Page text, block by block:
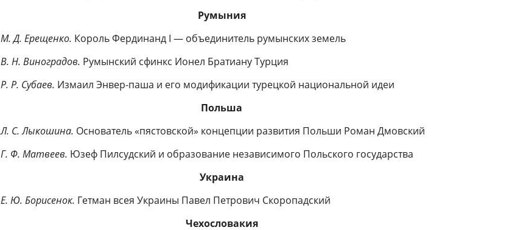
Румыния
М. Д. Ерещенко. Король Фердинанд I — объединитель румынских земель
В. Н. Виноградов. Румынский сфинкс Ионел Братиану Турция
Р. Р. Субаев. Измаил Энвер-паша и его модификации турецкой на­циональной идеи
Польша
Л. С. Лыкошина. Основатель «пястовской» концепции развития Польши Роман Дмовский
Г. Ф. Матвеев. Юзеф Пилсудский и образование независимого Польского государства
Украина
Е. Ю. Борисенок. Гетман всея Украины Павел Петрович Скоропад­ский
Чехословакия